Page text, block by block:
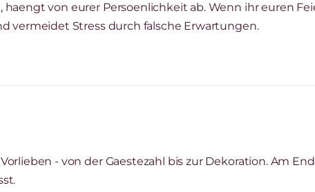
von eurer Persoenlichkeit ab. Wenn ihr euren
vermeidet Stress durch falsche Erwartungen.
- von der Gaestezahl bis zur Dekoration. Am